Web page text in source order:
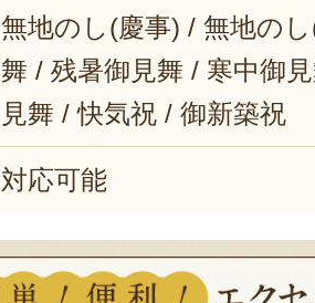
無地のし(慶事) / 無地の
舞 / 残暑御見舞 / 寒中御
見舞 / 快気祝 / 御新築祝
対応可能